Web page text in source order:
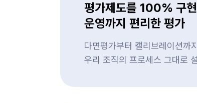
평가제도를 100% 구
운영까지 편리한 평가
다면평가부터 캘리브레이션까
우리 조직의 프로세스 그대로